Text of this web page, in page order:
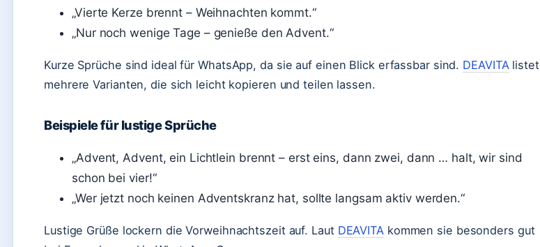
„Vierte Kerze brennt – Weihnachten kommt.“
„Nur noch wenige Tage – genieße den Advent.“
Kurze Sprüche sind ideal für WhatsApp, da sie auf einen Blick erfassbar sind. DEAVITAlistet
mehrere Varianten, die sich leicht kopieren und teilen lassen.
Beispiele für lustige Sprüche
„Advent, Advent, ein Lichtlein brennt – erst eins, dann zwei, dann … halt, wir sind
schon bei vier!“
„Wer jetzt noch keinen Adventskranz hat, sollte langsam aktiv werden.“
Lustige Grüße lockern die Vorweihnachtszeit auf. Laut DEAVITAkommen sie besonders gut